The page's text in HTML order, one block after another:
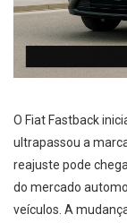
O Fiat Fastback
ultrapassou a
reajuste pode
do mercado
veículos. A